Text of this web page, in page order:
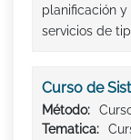
planificación
servicios de
Curso de
Método:
Tematica: